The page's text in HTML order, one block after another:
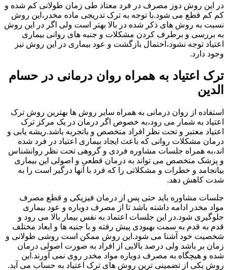
در این روش دوز مصرف در فرد معتاد طی زمان طولانی کم شده و
کم کم قطع می شود.با توجه به ترک تدریجی ماده مخدر،این روش
نسبت به روش های ذکر شده در بالا بهتر است ولی اگر در این روش
به بررسی و برطرف کردن مشکلات و جنبه های روانی بیماری
اعتیاد توجه نشود،احتمال بازگشت و عود بیماری در این روش نیز
وجود دارد.
ترک اعتیاد به همراه روان درمانی در حسام
الدین
استفاده از روان درمانی به همراه سایر روش ها بهترین روش ترک
اعتیاد به شمار می رود،به خصوص اگر درمان در یک مرکز ترک
اعتیاد معتبر و تحت نظر افراد متخصص و باتجربه باشد.ریشه یابی و
درمان مشکلات روانی که باعث ایجاد بیماری اعتیاد در فرد شده
اند،به همراه جلسات مشاوره فردی و گروهی تحت نظر روانشناس
و پزشک متخصص می تواند به درمان قطعی و اصولی این بیماری
بیانجامد و خطرات و مشکلاتی را که فرد با آنها درگیر است را به
شدت کاهش دهد.
جلسات مشاوره باید حتی پس از درمان فیزیکی و قطع مصرف
مواد مخدر ادامه داشته باشد تا از مصرف دوباره و عود بیماری
جلوگیری شود.در این جلسات اعتماد به نفس بیمار بالا می رود و
قدم به قدم به سمت بهبودی پیش رفته و با جنبه ها و ابعاد مختلف
شخصیت خود آشنا می شود.این روش ممکن است روشی طولانی و
زمان بر باشد ولی درصد بالایی از افراد به صورت اصولی درمان
شده و هیچگاه به مصرف دوباره مواد مخدر روی نمی آورند.این
روش یکی از تضمینی ترین روش های ترک اعتیاد به حساب می آید.